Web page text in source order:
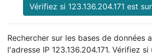
Vérifiez si 123.136.204.171 est
Rechercher sur les bases de données
l'adresse IP 123.136.204.171. Vérifiez